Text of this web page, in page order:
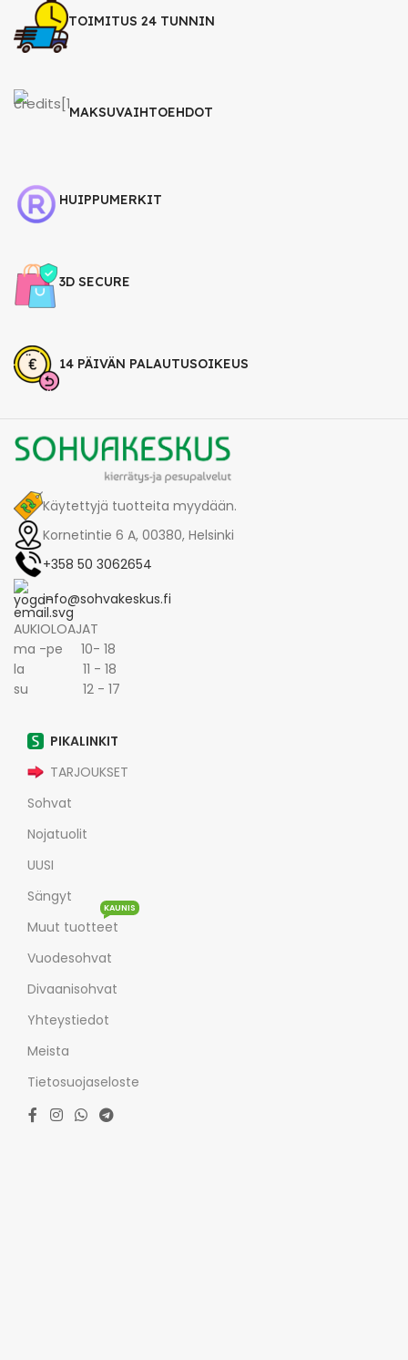
TOIMITUS 24 TUNNIN
MAKSUVAIHTOEHDOT
HUIPPUMERKIT
3D SECURE
14 PÄIVÄN PALAUTUSOIKEUS
Käytettyjä tuotteita myydään.
Kornetintie 6 A, 00380, Helsinki
+358 50 3062654
info@sohvakeskus.fi
AUKIOLOAJAT
ma -pe 10- 18
la 11 - 18
su 12 - 17
PIKALINKIT
TARJOUKSET
Sohvat
Nojatuolit
UUSI
Sängyt
Muut tuotteet
KAUNIS
Vuodesohvat
Divaanisohvat
Yhteystiedot
Meista
Tietosuojaseloste